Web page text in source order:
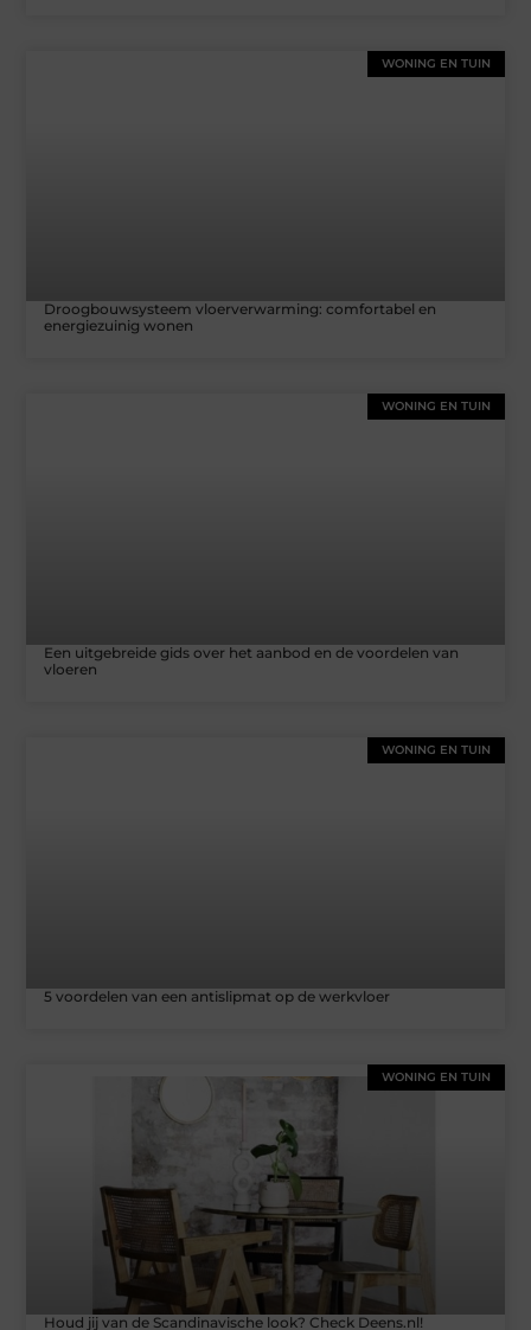
WONING EN TUIN
Droogbouwsysteem vloerverwarming: comfortabel en
energiezuinig wonen
WONING EN TUIN
Een uitgebreide gids over het aanbod en de voordelen van
vloeren
WONING EN TUIN
5 voordelen van een antislipmat op de werkvloer
WONING EN TUIN
Houd jij van de Scandinavische look? Check Deens.nl!